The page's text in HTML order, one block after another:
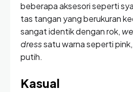
beberapa aksesori seperti
tas tangan yang berukuran
sangat identik dengan rok,
dresssatu warna seperti
putih.
Kasual